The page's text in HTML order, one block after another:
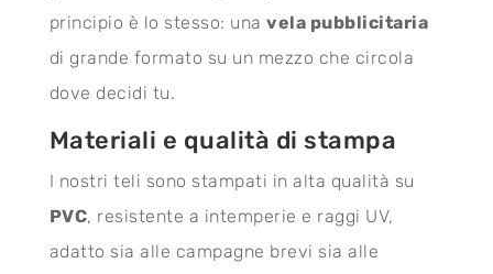
principio è lo stesso: unavela pubblicitaria
di grande formato su un mezzo che circola
dove decidi tu.
Materiali e qualità di stampa
I nostri teli sono stampati in alta qualità su
PVC, resistente a intemperie e raggi UV,
adatto sia alle campagne brevi sia alle